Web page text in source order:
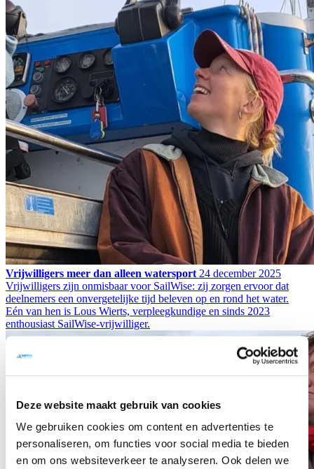
Deze website maakt gebruik van cookies
We gebruiken cookies om content en advertenties te
personaliseren, om functies voor social media te bieden
en om ons websiteverkeer te analyseren. Ook delen we
Vrijwilligers meer dan alleen watersport 24 december 2025
Vrijwilligers zijn onmisbaar voor SailWise: zij zorgen ervoor dat
deelnemers een onvergetelijke tijd beleven op en rond het water.
Eén van hen is Lous Wierts, verpleegkundige en sinds 2023
enthousiast SailWise-vrijwilliger.